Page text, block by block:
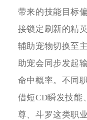
带来的技能目标
接锁定刷新的精
辅助宠物切换至
助宠会同步发起
命中概率。不同
借短CD瞬发技能
尊、斗罗这类职